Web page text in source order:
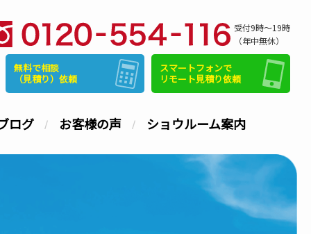
受付9時～19時
（年中無休）
無料で相談
（見積り）依頼
スマートフォンで
リモート見積り依頼
ログ お客様の声 ショウルーム案内